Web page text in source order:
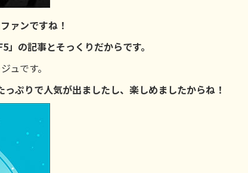
ァンですね！
の記事とそっくりだからです。
ュです。
っぷりで人気が出ましたし、楽しめましたからね！